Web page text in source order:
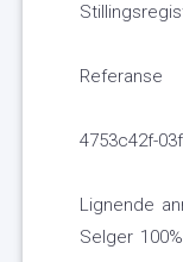
Referanse
4753c42f-
Lignende
Selger